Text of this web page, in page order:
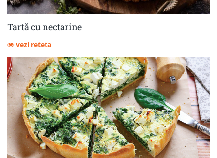
Tartă cu nectarine
vezi reteta